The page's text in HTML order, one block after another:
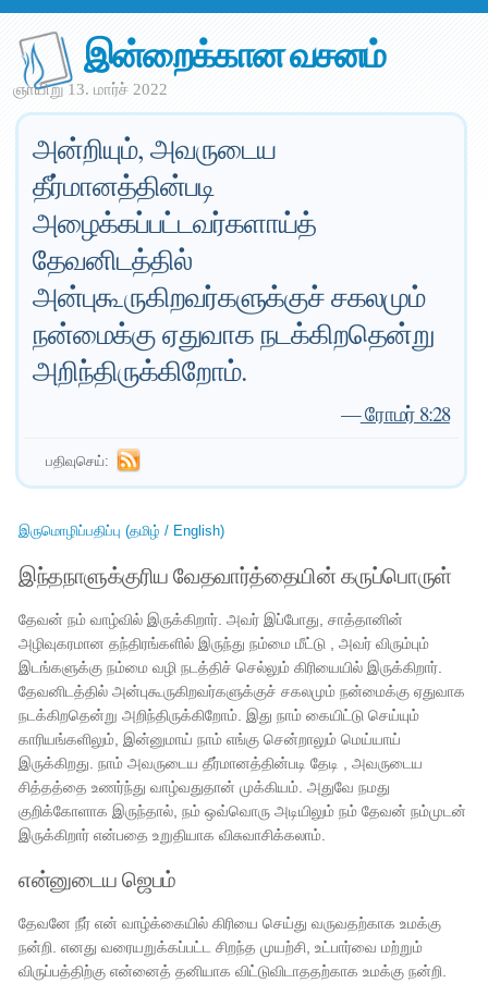
இன்றைக்கான வசனம்
ஞாயிறு 13. மார்ச் 2022
அன்றியும், அவருடைய
தீர்மானத்தின்படி
அழைக்கப்பட்டவர்களாய்த்
தேவனிடத்தில்
அன்புகூருகிறவர்களுக்குச் சகலமும்
நன்மைக்கு ஏதுவாக நடக்கிறதென்று
அறிந்திருக்கிறோம்.
—ரோமர் 8:28
பதிவுசெய்:
இருமொழிப்பதிப்பு (தமிழ் / English)
இந்தநாளுக்குரிய வேதவார்த்தையின் கருப்பொருள்
தேவன் நம் வாழ்வில் இருக்கிறார். அவர் இப்போது, சாத்தானின்
அழிவுகரமான தந்திரங்களில் இருந்து நம்மை மீட்டு , அவர் விரும்பும்
இடங்களுக்கு நம்மை வழி நடத்திச் செல்லும் கிரியையில் இருக்கிறார்.
தேவனிடத்தில் அன்புகூருகிறவர்களுக்குச் சகலமும் நன்மைக்கு ஏதுவாக
நடக்கிறதென்று அறிந்திருக்கிறோம். இது நாம் கையிட்டு செய்யும்
காரியங்களிலும், இன்னுமாய் நாம் எங்கு சென்றாலும் மெய்யாய்
இருக்கிறது. நாம் அவருடைய தீர்மானத்தின்படி தேடி , அவருடைய
சித்தத்தை உணர்ந்து வாழ்வதுதான் முக்கியம். அதுவே நமது
குறிக்கோளாக இருந்தால், நம் ஒவ்வொரு அடியிலும் நம் தேவன் நம்முடன்
இருக்கிறார் என்பதை உறுதியாக விசுவாசிக்கலாம்.
என்னுடைய ஜெபம்
தேவனே நீர் என் வாழ்க்கையில் கிரியை செய்து வருவதற்காக உமக்கு
நன்றி. எனது வரையறுக்கப்பட்ட சிறந்த முயற்சி, உட்பார்வை மற்றும்
விருப்பத்திற்கு என்னைத் தனியாக விட்டுவிடாததற்காக உமக்கு நன்றி.